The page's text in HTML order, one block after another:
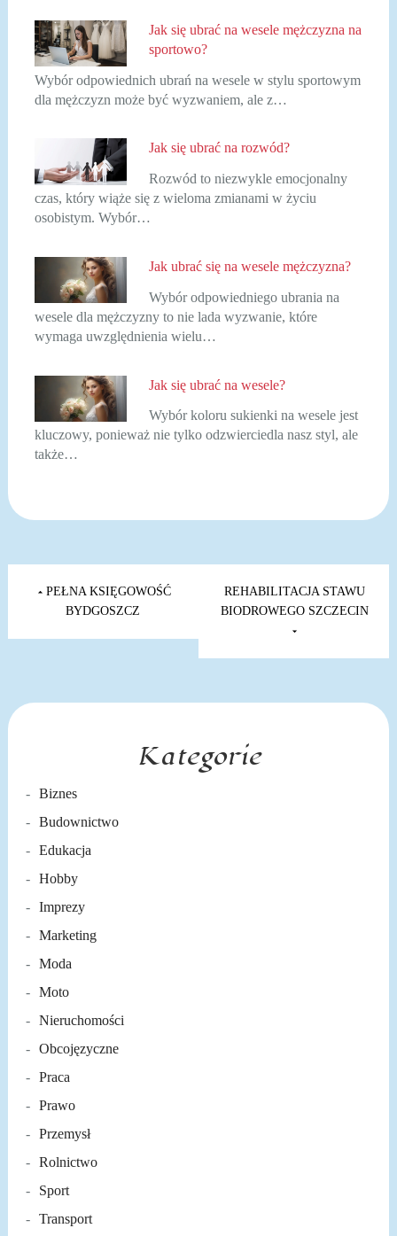
Jak się ubrać na wesele mężczyzna na
sportowo?
Wybór odpowiednich ubrań na wesele w stylu sportowym
dla mężczyzn może być wyzwaniem, ale z…
Jak się ubrać na rozwód?
Rozwód to niezwykle emocjonalny
czas, który wiąże się z wieloma zmianami w życiu
osobistym. Wybór…
Jak ubrać się na wesele mężczyzna?
Wybór odpowiedniego ubrania na
wesele dla mężczyzny to nie lada wyzwanie, które
wymaga uwzględnienia wielu…
Jak się ubrać na wesele?
Wybór koloru sukienki na wesele jest
kluczowy, ponieważ nie tylko odzwierciedla nasz styl, ale
także…
Nawigacja
wpisu
PEŁNA KSIĘGOWOŚĆ
BYDGOSZCZ
REHABILITACJA STAWU
BIODROWEGO SZCZECIN
Kategorie
Biznes
Budownictwo
Edukacja
Hobby
Imprezy
Marketing
Moda
Moto
Nieruchomości
Obcojęzyczne
Praca
Prawo
Przemysł
Rolnictwo
Sport
Transport